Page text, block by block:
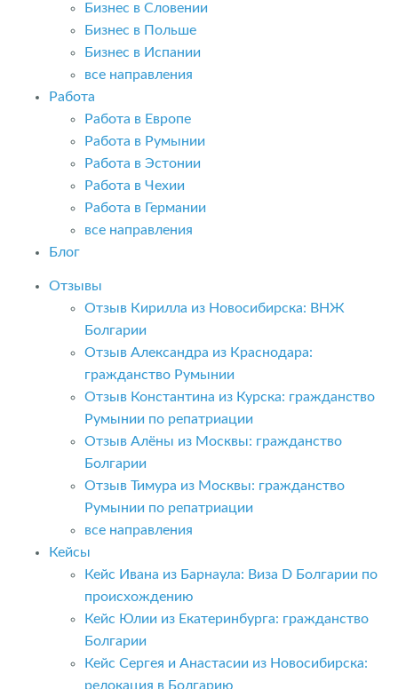
Бизнес в Словении
Бизнес в Польше
Бизнес в Испании
все направления
Работа
Работа в Европе
Работа в Румынии
Работа в Эстонии
Работа в Чехии
Работа в Германии
все направления
Блог
Отзывы
Отзыв Кирилла из Новосибирска: ВНЖ
Болгарии
Отзыв Александра из Краснодара:
гражданство Румынии
Отзыв Константина из Курска: гражданство
Румынии по репатриации
Отзыв Алёны из Москвы: гражданство
Болгарии
Отзыв Тимура из Москвы: гражданство
Румынии по репатриации
все направления
Кейсы
Кейс Ивана из Барнаула: Виза D Болгарии по
происхождению
Кейс Юлии из Екатеринбурга: гражданство
Болгарии
Кейс Сергея и Анастасии из Новосибирска:
релокация в Болгарию